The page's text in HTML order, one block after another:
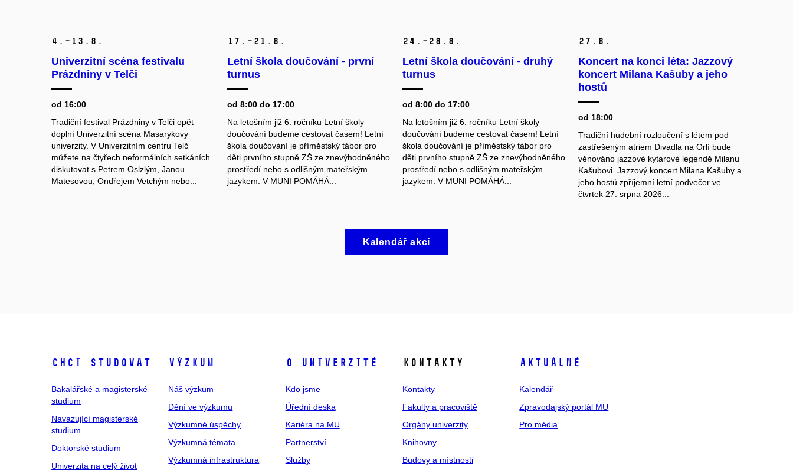
4.–13. 8.
Univerzitní scéna festivalu
Prázdniny v Telči
od 16:00
Tradiční festival Prázdniny v Telči opět
doplní Univerzitní scéna Masarykovy
univerzity. V Univerzitním centru Telč
můžete na čtyřech neformálních setkáních
diskutovat s Petrem Oslzlým, Janou
Matesovou, Ondřejem Vetchým nebo...
17.–21. 8.
Letní škola doučování - první
turnus
od 8:00 do 17:00
Na letošním již 6. ročníku Letní školy
doučování budeme cestovat časem! Letní
škola doučování je příměstský tábor pro
děti prvního stupně ZŠ ze znevýhodněného
prostředí nebo s odlišným mateřským
jazykem. V MUNI POMÁHÁ...
24.–28. 8.
Letní škola doučování - druhý
turnus
od 8:00 do 17:00
Na letošním již 6. ročníku Letní školy
doučování budeme cestovat časem! Letní
škola doučování je příměstský tábor pro
děti prvního stupně ZŠ ze znevýhodněného
prostředí nebo s odlišným mateřským
jazykem. V MUNI POMÁHÁ...
27. 8.
Koncert na konci léta: Jazzový
koncert Milana Kašuby a jeho
hostů
od 18:00
Tradiční hudební rozloučení s létem pod
zastřešeným atriem Divadla na Orlí bude
věnováno jazzové kytarové legendě Milanu
Kašubovi. Jazzový koncert Milana Kašuby a
jeho hostů zpříjemní letní podvečer ve
čtvrtek 27. srpna 2026...
Kalendář akcí
Chci studovat
Bakalářské a magisterské
studium
Navazující magisterské
studium
Doktorské studium
Univerzita na celý život
Výzkum
Náš výzkum
Dění ve výzkumu
Výzkumné úspěchy
Výzkumná témata
Výzkumná infrastruktura
O univerzitě
Kdo jsme
Úřední deska
Kariéra na MU
Partnerství
Služby
Kontakty
Kontakty
Fakulty a pracoviště
Orgány univerzity
Knihovny
Budovy a místnosti
Aktuálně
Kalendář
Zpravodajský portál MU
Pro média